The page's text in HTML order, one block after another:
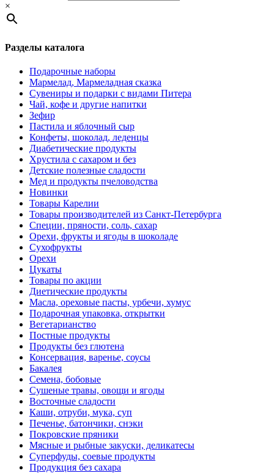
×
Разделы каталога
Подарочные наборы
Мармелад, Мармеладная сказка
Сувениры и подарки с видами Питера
Чай, кофе и другие напитки
Зефир
Пастила и яблочный сыр
Конфеты, шоколад, леденцы
Диабетические продукты
Хрустила с сахаром и без
Детские полезные сладости
Мед и продукты пчеловодства
Новинки
Товары Карелии
Товары производителей из Санкт-Петербурга
Специи, пряности, соль, сахар
Орехи, фрукты и ягоды в шоколаде
Сухофрукты
Орехи
Цукаты
Товары по акции
Диетические продукты
Масла, ореховые пасты, урбечи, хумус
Подарочная упаковка, открытки
Вегетарианство
Постные продукты
Продукты без глютена
Консервация, варенье, соусы
Бакалея
Семена, бобовые
Сушеные травы, овощи и ягоды
Восточные сладости
Каши, отруби, мука, суп
Печенье, батончики, снэки
Покровские пряники
Мясные и рыбные закуски, деликатесы
Суперфуды, соевые продукты
Продукция без сахара